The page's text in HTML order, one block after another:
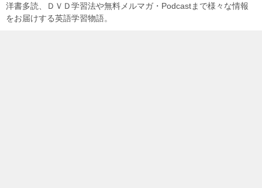
洋書多読、ＤＶＤ学習法や無料メルマガ・Podcastまで様々な情報
をお届けする英語学習物語。